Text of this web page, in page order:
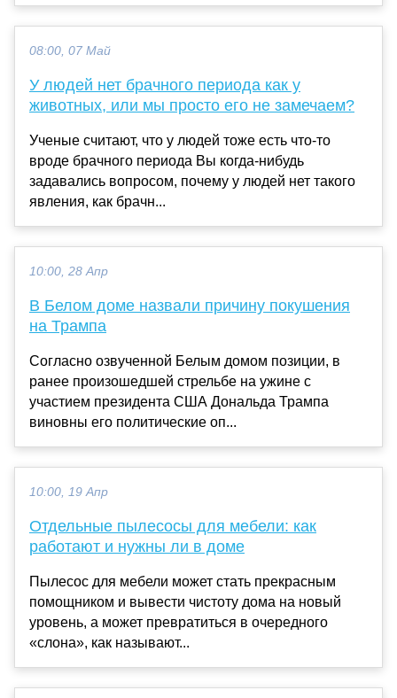
08:00, 07 Май
У людей нет брачного периода как у
животных, или мы просто его не замечаем?
Ученые считают, что у людей тоже есть что-то
вроде брачного периода Вы когда-нибудь
задавались вопросом, почему у людей нет такого
явления, как брачн...
10:00, 28 Апр
В Белом доме назвали причину покушения
на Трампа
Согласно озвученной Белым домом позиции, в
ранее произошедшей стрельбе на ужине с
участием президента США Дональда Трампа
виновны его политические оп...
10:00, 19 Апр
Отдельные пылесосы для мебели: как
работают и нужны ли в доме
Пылесос для мебели может стать прекрасным
помощником и вывести чистоту дома на новый
уровень, а может превратиться в очередного
«слона», как называют...